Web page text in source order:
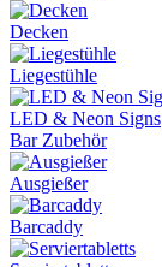
Decken
Liegestühle
LED & Neon Signs
Bar Zubehör
Ausgießer
Barcaddy